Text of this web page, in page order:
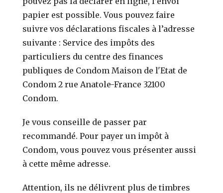
papier est possible. Vous pouvez faire
suivre vos déclarations fiscales à l’adresse
suivante : Service des impôts des
particuliers du centre des finances
publiques de Condom Maison de l'Etat de
Condom 2 rue Anatole-France 32100
Condom.
Je vous conseille de passer par
recommandé. Pour payer un impôt à
Condom, vous pouvez vous présenter aussi
à cette même adresse.
Attention, ils ne délivrent plus de timbres